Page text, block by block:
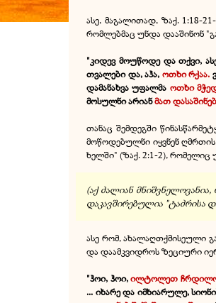
ასე, მაგალითად, ზაქ. 1:18-
რომლებმაც უნდა დააშინონ
"კიდევ მოუწოდე და თქვი,
თვალები და, აჰა, ოთხი რქაა.
დამანახვა უფალმა ოთხი
მოსულნი არიანმათ
თანაც შემდეგში
მოწოდებულნი იყვნენ
ხელში" (ზაქ. 2:1-2), რომელიც
(აქ ძალიან
დაკავშირებულია "ტაძრისა
ასე რომ, ახალაღთქმისეული
და დაამკვიდროს ზეციური
"ჰოი, ჰოი,ილტოლეთ
... იხარე და იმხიარულე,